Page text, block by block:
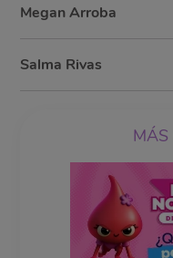
MÁS
Megan Arroba
Salma Rivas